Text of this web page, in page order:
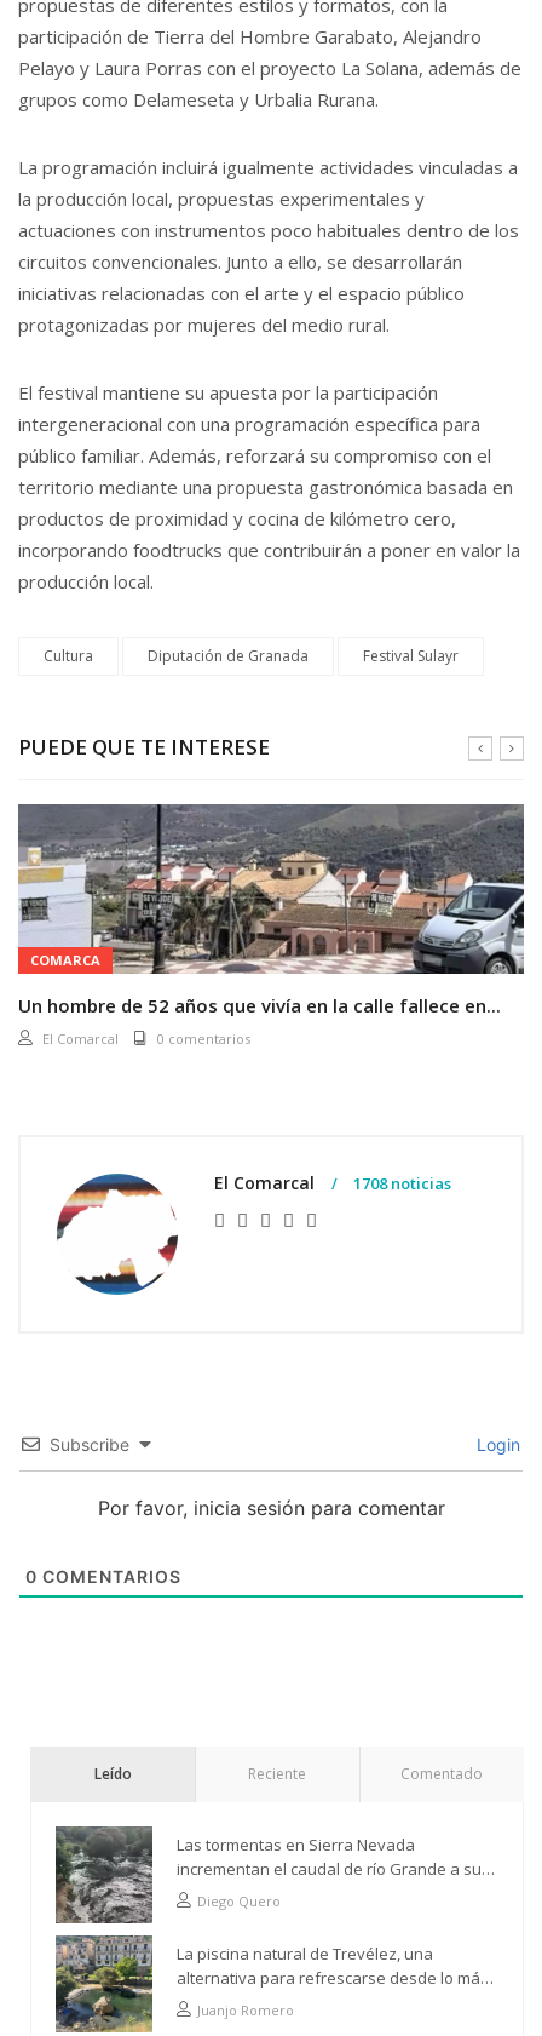
propuestas de diferentes estilos y formatos, con la
participación de Tierra del Hombre Garabato, Alejandro
Pelayo y Laura Porras con el proyecto La Solana, además de
grupos como Delameseta y Urbalia Rurana.
La programación incluirá igualmente actividades vinculadas a
la producción local, propuestas experimentales y
actuaciones con instrumentos poco habituales dentro de los
circuitos convencionales. Junto a ello, se desarrollarán
iniciativas relacionadas con el arte y el espacio público
protagonizadas por mujeres del medio rural.
El festival mantiene su apuesta por la participación
intergeneracional con una programación específica para
público familiar. Además, reforzará su compromiso con el
territorio mediante una propuesta gastronómica basada en
productos de proximidad y cocina de kilómetro cero,
incorporando foodtrucks que contribuirán a poner en valor la
producción local.
Cultura Diputación de Granada Festival Sulayr
PUEDE QUE TE INTERESE
COMARCA
Un hombre de 52 años que vivía en la calle fallece en...
El Comarcal 0 comentarios
El Comarcal 1708 noticias
Subscribe Login
Por favor, inicia sesión para comentar
0 COMENTARIOS
Leído Reciente Comentado
Las tormentas en Sierra Nevada
incrementan el caudal de río Grande a su
paso por Trevélez
Diego Quero
La piscina natural de Trevélez, una
alternativa para refrescarse desde lo más
altoJuanjo Romero